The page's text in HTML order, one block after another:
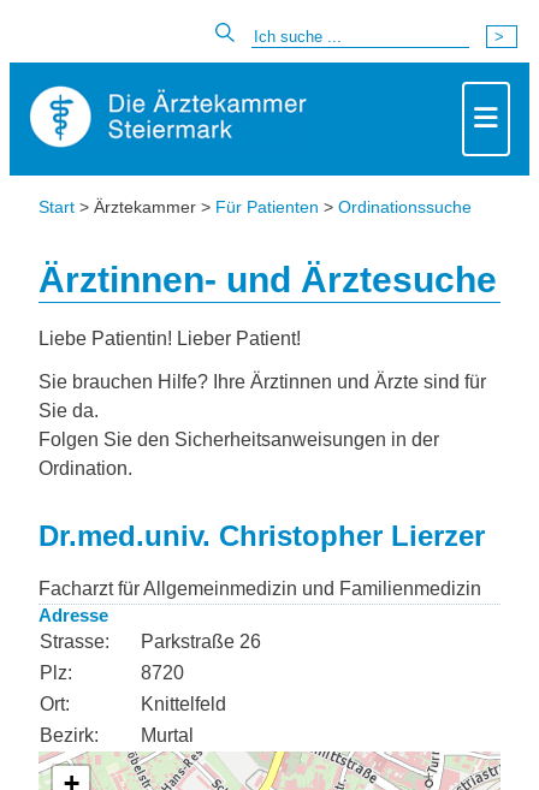
Start > Ärztekammer > Für Patienten > Ordinationssuche
Ärztinnen- und Ärztesuche
Liebe Patientin! Lieber Patient!
Sie brauchen Hilfe? Ihre Ärztinnen und Ärzte sind für
Sie da.
Folgen Sie den Sicherheitsanweisungen in der
Ordination.
Dr.med.univ. Christopher Lierzer
Facharzt für Allgemeinmedizin und Familienmedizin
Adresse
Strasse:
Parkstraße 26
Plz:
8720
Ort:
Knittelfeld
Bezirk:
Murtal